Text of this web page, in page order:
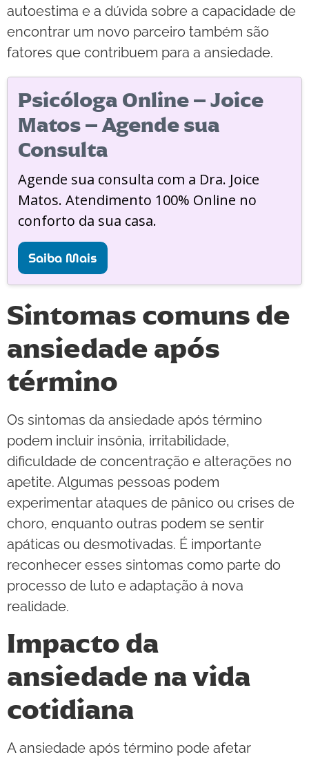
autoestima e a dúvida sobre a capacidade de
encontrar um novo parceiro também são
fatores que contribuem para a ansiedade.
Psicóloga Online – Joice
Matos – Agende sua
Consulta
Agende sua consulta com a Dra. Joice
Matos. Atendimento 100% Online no
conforto da sua casa.
Saiba Mais
Sintomas comuns de
ansiedade após
término
Os sintomas da ansiedade após término
podem incluir insônia, irritabilidade,
dificuldade de concentração e alterações no
apetite. Algumas pessoas podem
experimentar ataques de pânico ou crises de
choro, enquanto outras podem se sentir
apáticas ou desmotivadas. É importante
reconhecer esses sintomas como parte do
processo de luto e adaptação à nova
realidade.
Impacto da
ansiedade na vida
cotidiana
A ansiedade após término pode afetar